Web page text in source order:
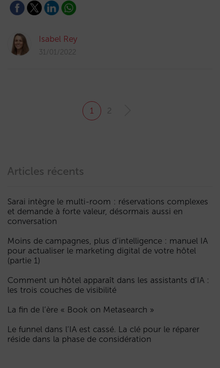
Isabel Rey
31/01/2022
1 2
Articles récents
Sarai intègre le multi-room : réservations complexes
et demande à forte valeur, désormais aussi en
conversation
Moins de campagnes, plus d’intelligence : manuel IA
pour actualiser le marketing digital de votre hôtel
(partie 1)
Comment un hôtel apparaît dans les assistants d’IA :
les trois couches de visibilité
La fin de l’ère « Book on Metasearch »
Le funnel dans l’IA est cassé. La clé pour le réparer
réside dans la phase de considération